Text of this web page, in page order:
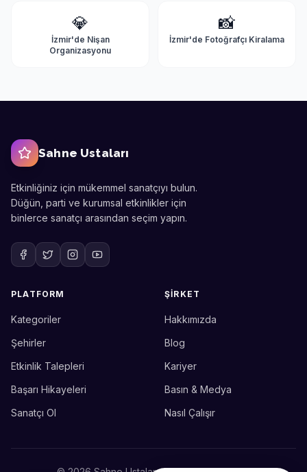
💎
İzmir'de Nişan
Organizasyonu
📸
İzmir'de Fotoğrafçı Kiralama
Sahne Ustaları
Etkinliğiniz için mükemmel sanatçıyı bulun.
Düğün, parti ve kurumsal etkinlikler için
binlerce sanatçı arasından seçim yapın.
PLATFORM
Kategoriler
Şehirler
Etkinlik Talepleri
Başarı Hikayeleri
Sanatçı Ol
ŞIRKET
Hakkımızda
Blog
Kariyer
Basın & Medya
Nasıl Çalışır
Etkinlik uzmanınız
Merhaba! Size nasıl yardımcı
bize ulaşabilirsiniz.
Merhaba! Bilgi almak istiyorum.